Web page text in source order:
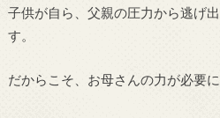
子供が自ら、父親の圧力から逃げ
す。
だからこそ、お母さんの力が必要